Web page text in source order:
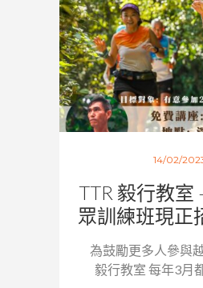
14/02/
TTR 毅行教室
眾訓練班現正
為鼓勵更多人參與
毅行教室 每年3月